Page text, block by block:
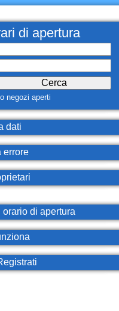
di apertura
negozi aperti
dati
errore
di apertura